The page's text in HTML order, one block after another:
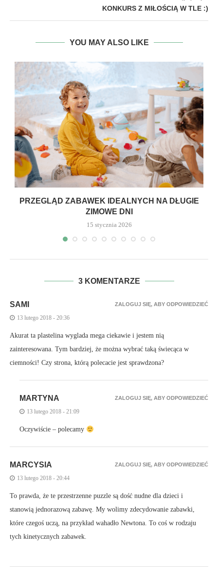
KONKURS Z MIŁOŚCIĄ W TLE :)
YOU MAY ALSO LIKE
PRZEGLĄD ZABAWEK IDEALNYCH NA DŁUGIE
ZIMOWE DNI
15 stycznia 2026
3 KOMENTARZE
SAMI
13 lutego 2018 - 20:36
Akurat ta plastelina wyglada mega ciekawie i jestem nią
zainteresowana. Tym bardziej, że można wybrać taką świecąca w
ciemności! Czy strona, którą polecacie jest sprawdzona?
ZALOGUJ SIĘ, ABY ODPOWIEDZIEĆ
MARTYNA
13 lutego 2018 - 21:09
Oczywiście – polecamy
ZALOGUJ SIĘ, ABY ODPOWIEDZIEĆ
MARCYSIA
13 lutego 2018 - 20:44
To prawda, że te przestrzenne puzzle są dość nudne dla dzieci i
stanowią jednorazową zabawę. My wolimy zdecydowanie zabawki,
które czegoś uczą, na przykład wahadło Newtona. To coś w rodzaju
tych kinetycznych zabawek.
ZALOGUJ SIĘ, ABY ODPOWIEDZIEĆ